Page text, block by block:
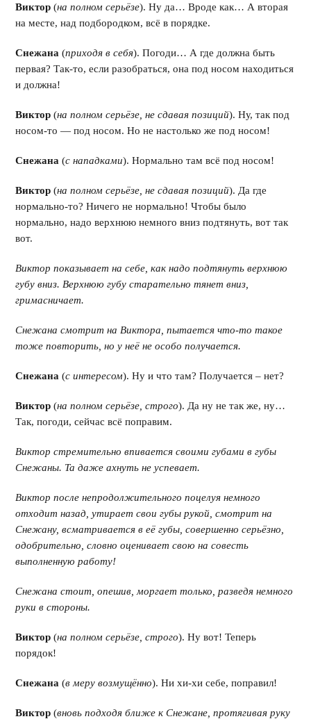
Виктор(на полном серьёзе). Ну да… Вроде как… А вторая
на месте, над подбородком, всё в порядке.
Снежана(приходя в себя). Погоди… А где должна быть
первая? Так-то, если разобраться, она под носом находиться
и должна!
Виктор(на полном серьёзе, не сдавая позиций). Ну, так под
носом-то — под носом. Но не настолько же под носом!
Снежана(с нападками). Нормально там всё под носом!
Виктор(на полном серьёзе, не сдавая позиций). Да где
нормально-то? Ничего не нормально! Чтобы было
нормально, надо верхнюю немного вниз подтянуть, вот так
вот.
Виктор показывает на себе, как надо подтянуть верхнюю
губу вниз. Верхнюю губу старательно тянет вниз,
гримасничает.
Снежана смотрит на Виктора, пытается что-то такое
тоже повторить, но у неё не особо получается.
Снежана(с интересом). Ну и что там? Получается – нет?
Виктор(на полном серьёзе, строго). Да ну не так же, ну…
Так, погоди, сейчас всё поправим.
Виктор стремительно впивается своими губами в губы
Снежаны. Та даже ахнуть не успевает.
Виктор после непродолжительного поцелуя немного
отходит назад, утирает свои губы рукой, смотрит на
Снежану, всматривается в её губы, совершенно серьёзно,
одобрительно, словно оценивает свою на совесть
выполненную работу!
Снежана стоит, опешив, моргает только, разведя немного
руки в стороны.
Виктор(на полном серьёзе, строго). Ну вот! Теперь
порядок!
Снежана(в меру возмущённо). Ни хи-хи себе, поправил!
Виктор(вновь подходя ближе к Снежане, протягивая руку